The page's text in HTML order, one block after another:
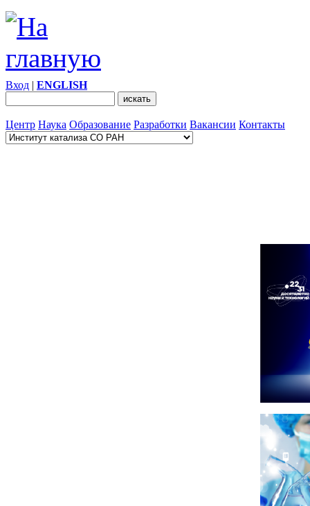
Вход | ENGLISH
Центр Наука Образование Разработки Вакансии Контакты